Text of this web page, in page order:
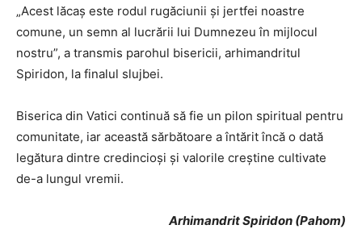
„Acest lăcaș este rodul rugăciunii și jertfei noastre
comune, un semn al lucrării lui Dumnezeu în mijlocul
nostru”, a transmis parohul bisericii, arhimandritul
Spiridon, la finalul slujbei.
Biserica din Vatici continuă să fie un pilon spiritual pentru
comunitate, iar această sărbătoare a întărit încă o dată
legătura dintre credincioși și valorile creștine cultivate
de-a lungul vremii.
Arhimandrit Spiridon (Pahom)